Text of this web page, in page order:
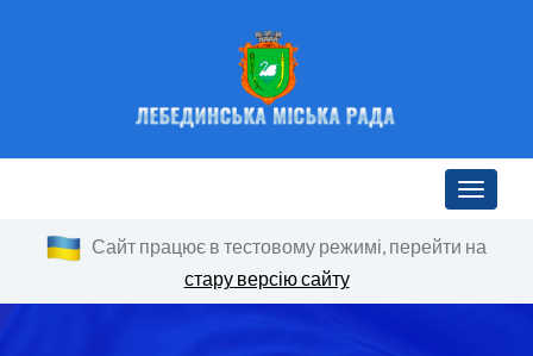
Toggle
Сайт працює в тестовому режимі, перейти на
стару версію сайту